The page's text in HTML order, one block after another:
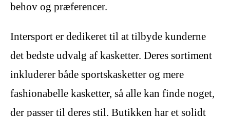
behov og præferencer.
Intersport er dedikeret til at tilbyde kunderne
det bedste udvalg af kasketter. Deres sortiment
inkluderer både sportskasketter og mere
fashionabelle kasketter, så alle kan finde noget,
der passer til deres stil. Butikken har et solidt